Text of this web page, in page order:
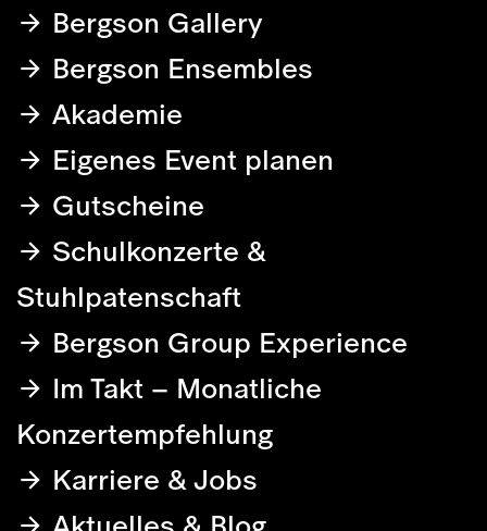
Bergson Gallery
Bergson Ensembles
Akademie
Eigenes Event planen
Gutscheine
Schulkonzerte &
Stuhlpatenschaft
Bergson Group Experience
Im Takt – Monatliche
Konzertempfehlung
Karriere & Jobs